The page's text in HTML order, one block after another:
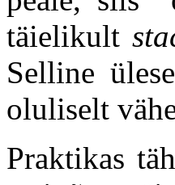
täielikult
Selline
oluliselt
Praktikas